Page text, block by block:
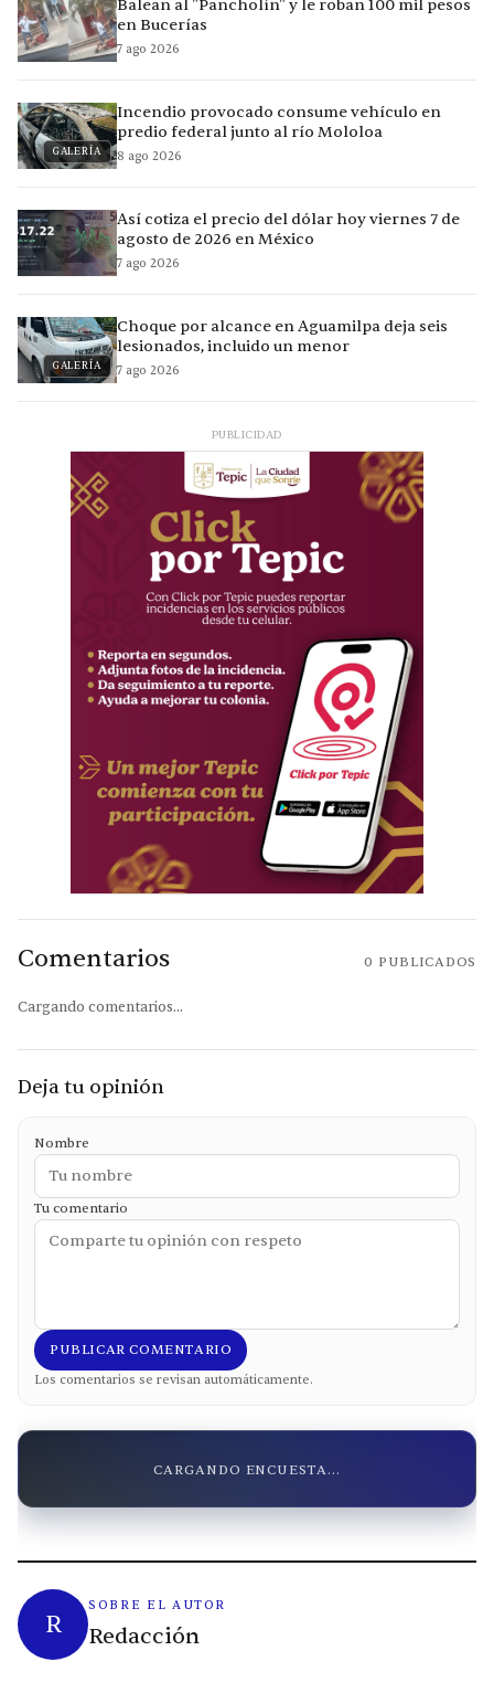
Balean al "Pancholín" y le roban 100 mil pesos
en Bucerías
7 ago 2026
GALERÍA
Incendio provocado consume vehículo en
predio federal junto al río Mololoa
8 ago 2026
Así cotiza el precio del dólar hoy viernes 7 de
agosto de 2026 en México
7 ago 2026
GALERÍA
Choque por alcance en Aguamilpa deja seis
lesionados, incluido un menor
7 ago 2026
PUBLICIDAD
Comentarios 0 PUBLICADOS
Cargando comentarios...
Deja tu opinión
Nombre
Tu comentario
PUBLICAR COMENTARIO
Los comentarios se revisan automáticamente.
CARGANDO ENCUESTA...
R
SOBRE EL AUTOR
Redacción